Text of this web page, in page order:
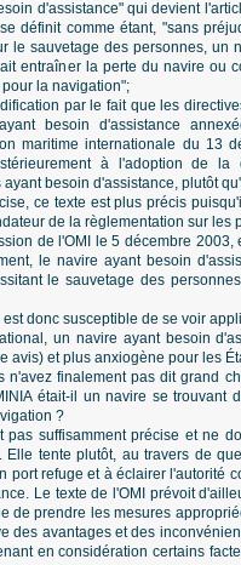
d'assistance" qui devient
définit comme étant, "sans
le sauvetage des personnes, un
entraîner la perte du navire ou
la navigation";
par le fait que les
besoin d'assistance
maritime internationale du 13
à l'adoption de la
besoin d'assistance, plutôt
ce texte est plus précis
de la règlementation sur les
de l'OMI le 5 décembre
le navire ayant besoin
le sauvetage des
donc susceptible de se voir
un navire ayant besoin
avis) et plus anxiogène pour les
n'avez finalement pas dit grand
était-il un navire se
?
pas suffisamment précise et ne
tente plutôt, au travers de
port refuge et à éclairer l'autorité
Le texte de l'OMI prévoit
de prendre les mesures
des avantages et des
en considération certains